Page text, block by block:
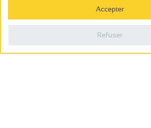
Politique de confidentialité
Accepter
Refuser